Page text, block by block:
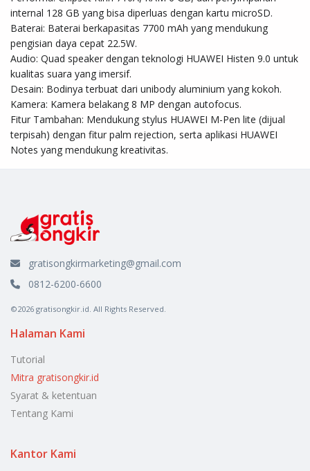
internal 128 GB yang bisa diperluas dengan kartu microSD.
Baterai: Baterai berkapasitas 7700 mAh yang mendukung
pengisian daya cepat 22.5W.
Audio: Quad speaker dengan teknologi HUAWEI Histen 9.0 untuk
kualitas suara yang imersif.
Desain: Bodinya terbuat dari unibody aluminium yang kokoh.
Kamera: Kamera belakang 8 MP dengan autofocus.
Fitur Tambahan: Mendukung stylus HUAWEI M-Pen lite (dijual
terpisah) dengan fitur palm rejection, serta aplikasi HUAWEI
Notes yang mendukung kreativitas.
gratisongkirmarketing@gmail.com
0812-6200-6600
©2026 gratisongkir.id. All Rights Reserved.
Halaman Kami
Tutorial
Mitra gratisongkir.id
Syarat & ketentuan
Tentang Kami
Kantor Kami